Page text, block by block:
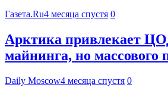
Газета.Ru4 месяца спустя 0
Арктика привлекает
майнинга, но массового
Daily Moscow4 месяца спустя 0